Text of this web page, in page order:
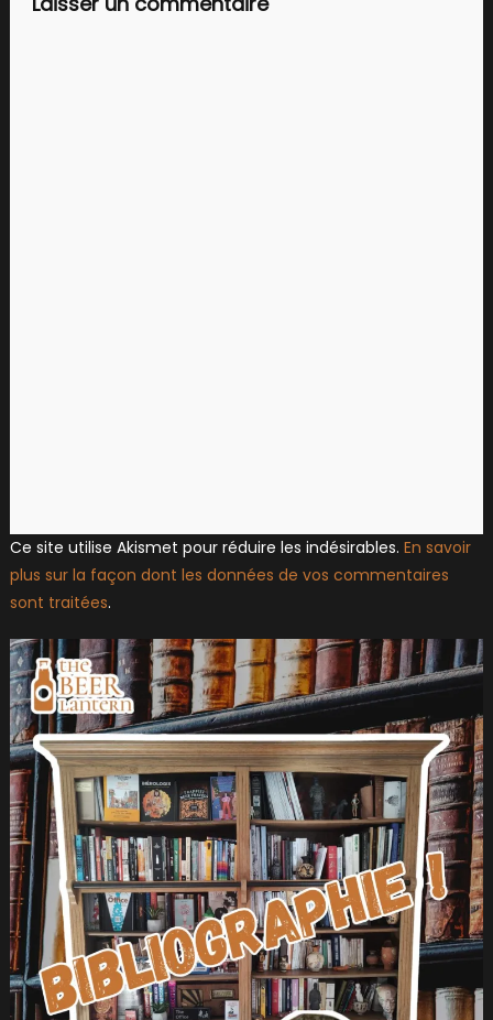
Ce site utilise Akismet pour réduire les indésirables. En savoir
plus sur la façon dont les données de vos commentaires
sont traitées.